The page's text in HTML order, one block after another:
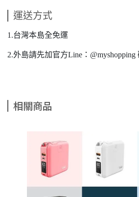
運送方式
1.台灣本島全免運
2.外島請先加官方Line：
相關商品